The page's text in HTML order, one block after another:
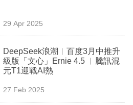
29 Apr 2025
DeepSeek浪潮︳百度3月中推升
級版「文心」Ernie 4.5 ︳騰訊混
元T1迎戰AI熱
27 Feb 2025